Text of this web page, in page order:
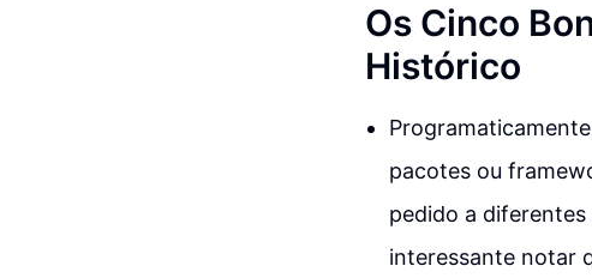
Os Cinco
Histórico
pacotes ou
pedido a diferentes
interessante notar